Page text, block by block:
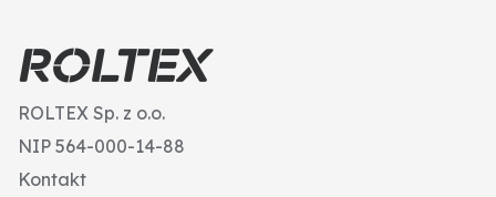
ROLTEX Sp. z o.o.
NIP 564-000-14-88
Kontakt